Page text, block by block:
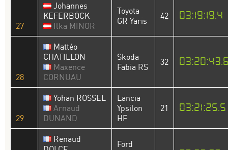
27
Johannes
KEFERBÖCK
Ilka MINOR
Toyota
GR Yaris
42 03:19:19.4
28
Mattéo
CHATILLON
Maxence
CORNUAU
Skoda
Fabia RS
32
29
Yohan ROSSEL
Arnaud
DUNAND
Lancia
Ypsilon
HF
21 03:21:25.5
Renaud
Ford